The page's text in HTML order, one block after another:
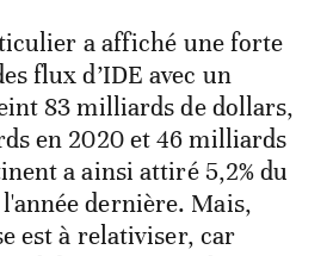
a affiché une forte
flux d’IDE avec un
83 milliards de dollars,
en 2020 et 46 milliards
a ainsi attiré 5,2% du
dernière. Mais,
est à relativiser, car